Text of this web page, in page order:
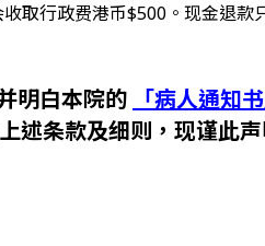
取行政费港币$500。现金退
明白本院的 「病人通知书
述条款及细则，现谨此